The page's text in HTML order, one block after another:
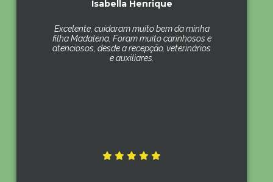
Isabella Henrique
Excelente, cuidaram muito bem da minha
filha Madalena. Foram muito carinhosos e
atenciosos, desde a recepção, veterinários
e auxiliares.